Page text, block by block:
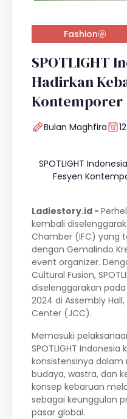
Fashion
SPOTLIGHT
Hadirkan
Kontemporer
Bulan Maghfira
SPOTLIGHT
Fesyen
Ladiestory.id -
kembali
Chamber (IFC) yang
dengan Gemalindo
event organizer.
Cultural Fusion,
diselenggarakan
2024 di Assembly
Center (JCC).
Memasuki
SPOTLIGHT
konsistensinya
budaya, wastra, dan
konsep kebaruan
sebagai keunggulan
pasar global.